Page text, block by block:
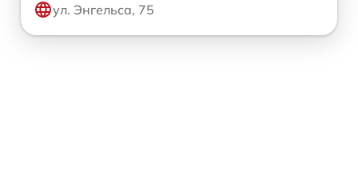
ул. Энгельса, 75